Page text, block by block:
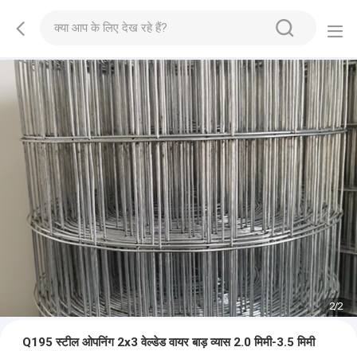
2/2
Q195 स्टील ओपनिंग 2x3 वेल्डेड वायर बाड़ व्यास 2.0 मिमी-3.5 मिमी